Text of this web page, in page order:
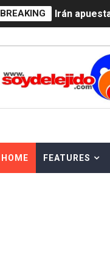
BREAKING
Un
HOME FEATURES